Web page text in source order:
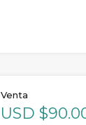
Venta
USD